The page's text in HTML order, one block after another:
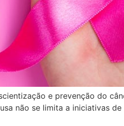
e prevenção do
não se limita a iniciativas